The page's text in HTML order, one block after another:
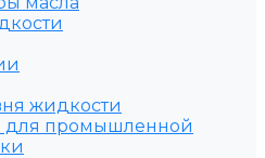
жидкости
для промышленной